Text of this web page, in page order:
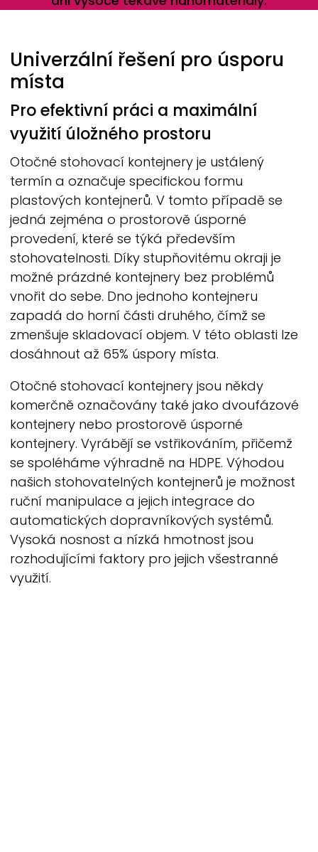
Univerzální řešení pro úsporu
místa
Pro efektivní práci a maximální
využití úložného prostoru
Otočné stohovací kontejnery je ustálený
termín a označuje specifickou formu
plastových kontejnerů. V tomto případě se
jedná zejména o prostorově úsporné
provedení, které se týká především
stohovatelnosti. Díky stupňovitému okraji je
možné prázdné kontejnery bez problémů
vnořit do sebe. Dno jednoho kontejneru
zapadá do horní části druhého, čímž se
zmenšuje skladovací objem. V této oblasti lze
dosáhnout až 65% úspory místa.
Otočné stohovací kontejnery jsou někdy
komerčně označovány také jako dvoufázové
kontejnery nebo prostorově úsporné
kontejnery. Vyrábějí se vstřikováním, přičemž
se spoléháme výhradně na HDPE. Výhodou
našich stohovatelných kontejnerů je možnost
ruční manipulace a jejich integrace do
automatických dopravníkových systémů.
Vysoká nosnost a nízká hmotnost jsou
rozhodujícími faktory pro jejich všestranné
využití.